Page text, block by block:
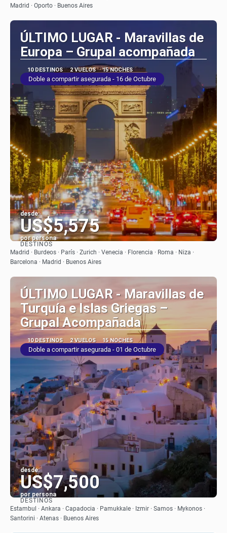
Madrid · Oporto · Buenos Aires
ÚLTIMO LUGAR - Maravillas de
Europa – Grupal acompañada
10 DESTINOS 2 VUELOS 15 NOCHES
Doble a compartir asegurada - 16 de Octubre
desde:
US$5,575
por persona
Ver
DESTINOS
Madrid · Burdeos · París · Zurich · Venecia · Florencia · Roma · Niza ·
Barcelona · Madrid · Buenos Aires
ÚLTIMO LUGAR - Maravillas de
Turquía e Islas Griegas –
Grupal Acompañada
10 DESTINOS 2 VUELOS 15 NOCHES
Doble a compartir asegurada - 01 de Octubre
desde:
US$7,500
por persona
Ver
DESTINOS
Estambul · Ankara · Capadocia · Pamukkale · Izmir · Samos · Mykonos ·
Santorini · Atenas · Buenos Aires